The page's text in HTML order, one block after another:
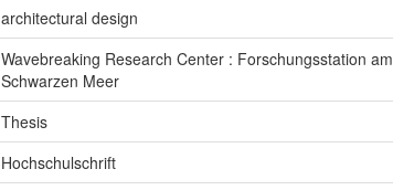
architectural design
Wavebreaking Research Center : Forschungsstation am
Schwarzen Meer
Thesis
Hochschulschrift